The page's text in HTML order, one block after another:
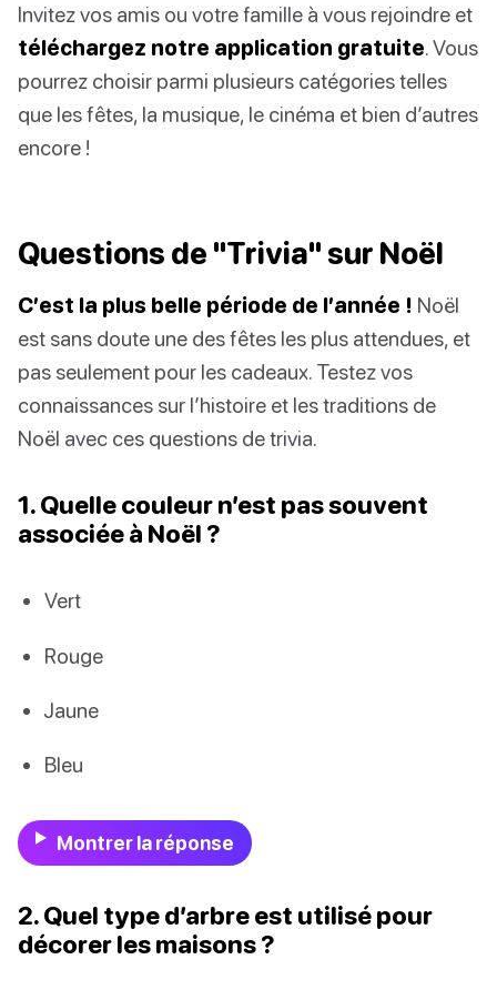
Invitez vos amis ou votre famille à vous rejoindre et
téléchargez notre application gratuite. Vous
pourrez choisir parmi plusieurs catégories telles
que les fêtes, la musique, le cinéma et bien d’autres
encore !
Questions de "Trivia" sur Noël
C’est la plus belle période de l’année ! Noël
est sans doute une des fêtes les plus attendues, et
pas seulement pour les cadeaux. Testez vos
connaissances sur l’histoire et les traditions de
Noël avec ces questions de trivia.
1. Quelle couleur n’est pas souvent
associée à Noël ?
Vert
Rouge
Jaune
Bleu
Montrer la réponse
2. Quel type d’arbre est utilisé pour
décorer les maisons ?